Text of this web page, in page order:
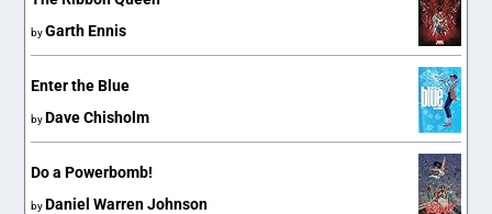
byGarth Ennis
Enter the Blue
by Dave Chisholm
Do a Powerbomb!
by Daniel Warren Johnson